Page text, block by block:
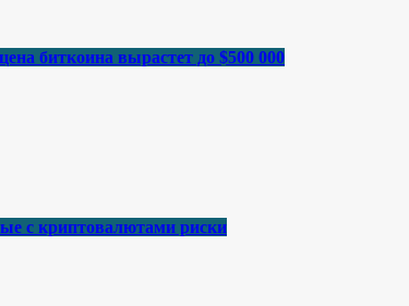
биткоина вырастет до $500 000
с криптовалютами риски